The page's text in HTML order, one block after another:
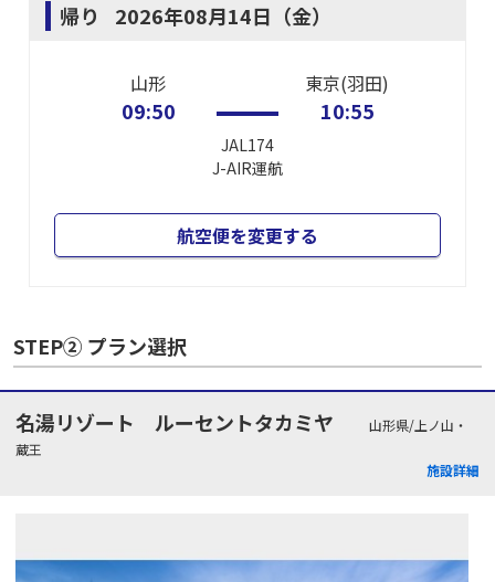
帰り 2026年08月14日（金）
山形
09:50
JAL174
J-AIR運航
東京(羽田)
10:55
航空便を変更する
STEP② プラン選択
名湯リゾート ルーセントタカミヤ
山形県/上ノ山・
蔵王
施設詳細